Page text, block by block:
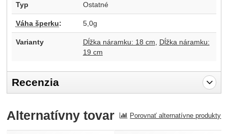
Typ Ostatné
Váha šperku: 5,0g
Varianty Dĺžka náramku: 18 cm
Dĺžka náramku:
19 cm
Recenzia
Recenzia
Alternatívny tovar Porovnať alternatívne produkty